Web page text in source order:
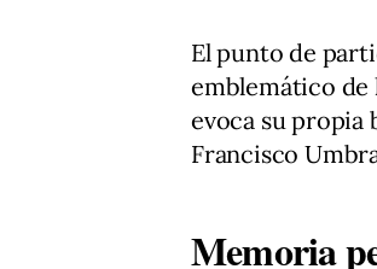
El punto de
emblemático de
evoca su
Francisco
Memoria